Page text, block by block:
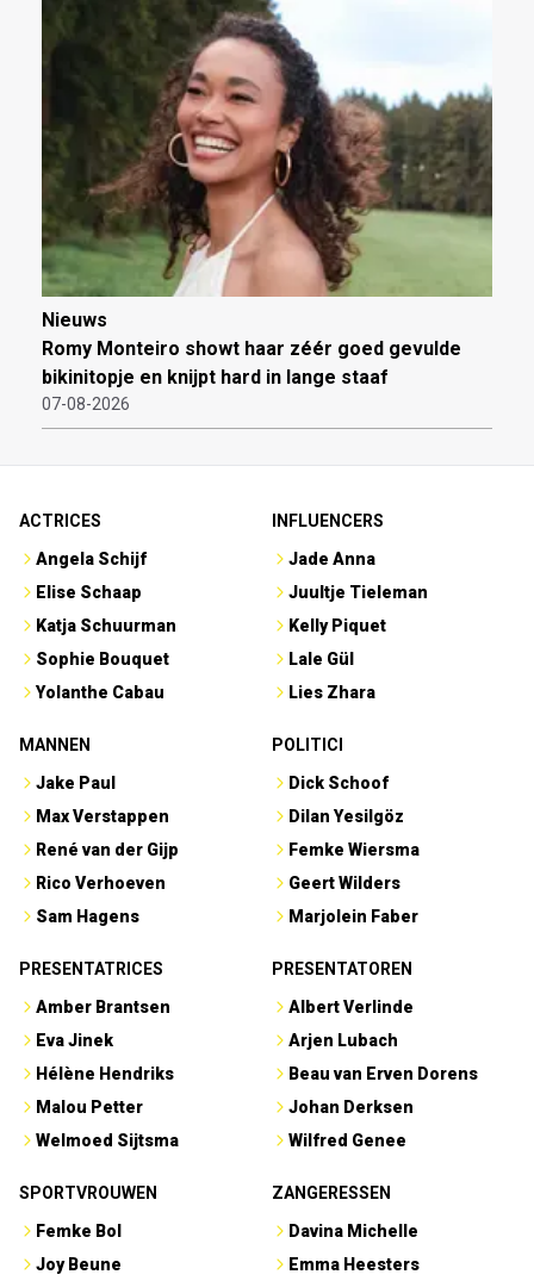
Nieuws
Romy Monteiro showt haar zéér goed gevulde
bikinitopje en knijpt hard in lange staaf
07-08-2026
ACTRICES
Angela Schijf
Elise Schaap
Katja Schuurman
Sophie Bouquet
Yolanthe Cabau
INFLUENCERS
Jade Anna
Juultje Tieleman
Kelly Piquet
Lale Gül
Lies Zhara
MANNEN
Jake Paul
Max Verstappen
René van der Gijp
Rico Verhoeven
Sam Hagens
POLITICI
Dick Schoof
Dilan Yesilgöz
Femke Wiersma
Geert Wilders
Marjolein Faber
PRESENTATRICES
Amber Brantsen
Eva Jinek
Hélène Hendriks
Malou Petter
Welmoed Sijtsma
PRESENTATOREN
Albert Verlinde
Arjen Lubach
Beau van Erven Dorens
Johan Derksen
Wilfred Genee
SPORTVROUWEN
Femke Bol
Joy Beune
ZANGERESSEN
Davina Michelle
Emma Heesters